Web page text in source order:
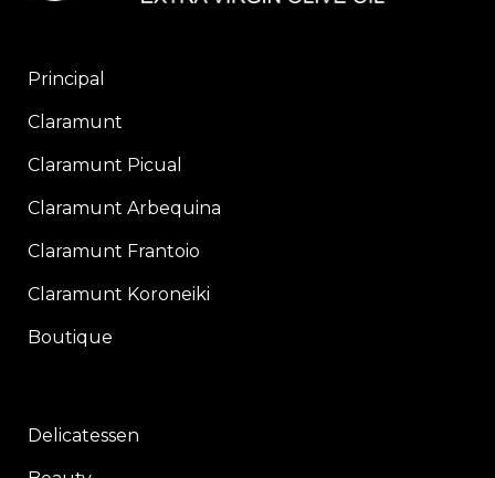
Principal
Claramunt
Claramunt Picual
Claramunt Arbequina
Claramunt Frantoio
Claramunt Koroneiki
Boutique
Delicatessen